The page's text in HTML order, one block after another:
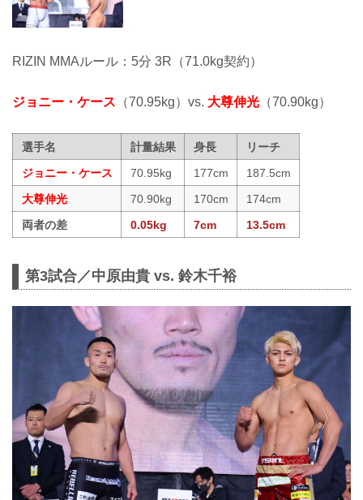
RIZIN MMAルール：5分 3R（71.0kg契約）
ジョニー・ケース （70.95kg）vs. 大尊伸光 （70.90kg）
選手名 計量結果 身長
リーチ
ジョニー・ケース
70.95kg 177cm
187.5cm
大尊伸光
70.90kg 170cm
174cm
両者の差
0.05kg 7cm 13.5cm
第3試合／中原由貴 vs. 鈴木千裕